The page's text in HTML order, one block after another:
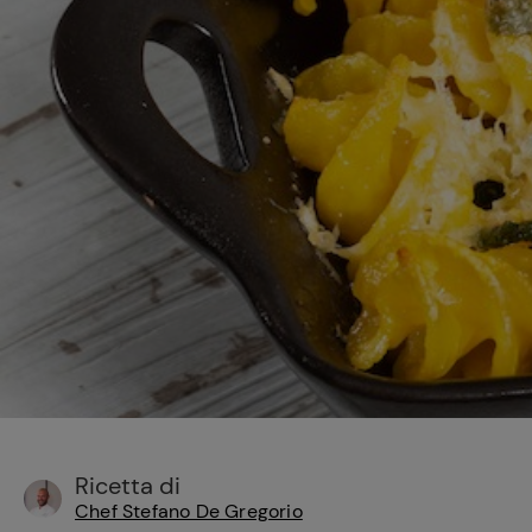
Cavolo romanesco al
forno con ‘nduja
Bisque di gamberi:
l'ideale per insaporire
i tuoi piatti di pesce!
Ricetta di
Chef Stefano De Gregorio